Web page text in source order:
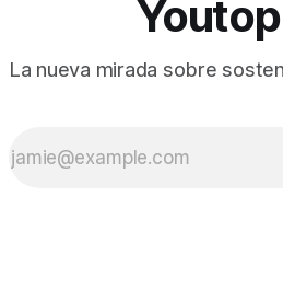
La nueva mirada sobre